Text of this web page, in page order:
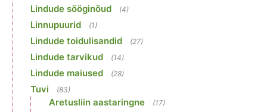
Lindude sööginõud (4)
Linnupuurid (1)
Lindude toidulisandid (27)
Lindude tarvikud (14)
Lindude maiused (28)
Tuvi (83)
Aretusliin aastaringne (17)